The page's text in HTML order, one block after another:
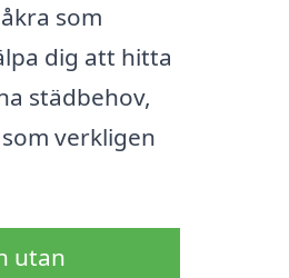
som
dig att hitta
städbehov,
verkligen
utan